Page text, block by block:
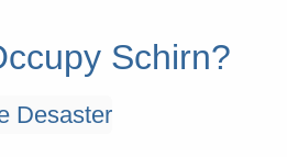
Schirn?